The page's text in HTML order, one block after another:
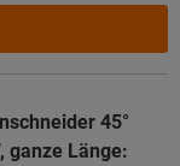
45°
ganze Länge: